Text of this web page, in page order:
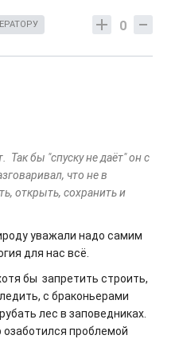
0
бы "спуску не даёт" он с
что не в
открыть, сохранить и
уважали надо самим
для нас всё.
бы запретить строить,
с браконьерами
лес в заповедниках.
проблемой